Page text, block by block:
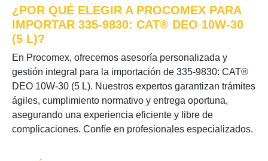
¿POR QUÉ ELEGIR A PROCOMEX PARA
IMPORTAR 335-9830: CAT® DEO 10W-30
(5 L)?
En Procomex, ofrecemos asesoría personalizada y
gestión integral para la importación de 335-9830: CAT®
DEO 10W-30 (5 L). Nuestros expertos garantizan trámites
ágiles, cumplimiento normativo y entrega oportuna,
asegurando una experiencia eficiente y libre de
complicaciones. Confíe en profesionales especializados.